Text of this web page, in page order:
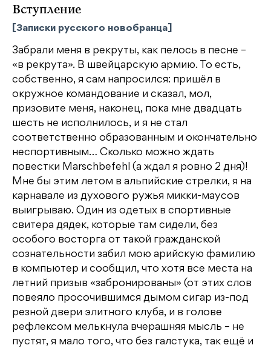
Вступление
[Записки русского новобранца]
Забрали меня в рекруты, как пелось в песне –
«в рекрута». В швейцарскую армию. То есть,
собственно, я сам напросился: пришёл в
окружное командование и сказал, мол,
призовите меня, наконец, пока мне двадцать
шесть не исполнилось, и я не стал
соответственно образованным и окончательно
неспортивным… Cколько можно ждать
повестки Marschbefehl (а ждал я ровно 2 дня)!
Мне бы этим летом в альпийские стрелки, я на
карнавале из духового ружья микки-маусов
выигрываю. Один из одетых в спортивные
свитера дядек, которые там сидели, без
особого восторга от такой гражданской
сознательности забил мою арийскую фамилию
в компьютер и сообщил, что хотя все места на
летний призыв «забронированы» (от этих слов
повеяло просочившимся дымом сигар из-под
резной двери элитного клуба, и в голове
рефлексом мелькнула вчерашняя мысль – не
пустят, я мало того, что без галстука, так ещё и